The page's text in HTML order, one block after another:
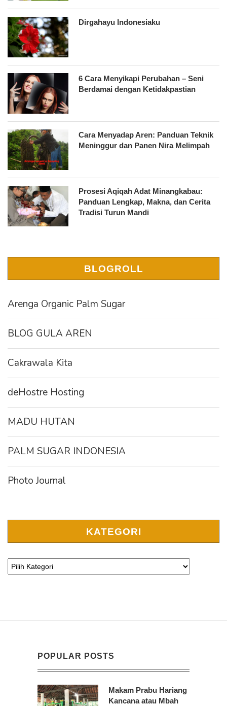
Dirgahayu Indonesiaku
6 Cara Menyikapi Perubahan – Seni
Berdamai dengan Ketidakpastian
Cara Menyadap Aren: Panduan Teknik
Meninggur dan Panen Nira Melimpah
Prosesi Aqiqah Adat Minangkabau:
Panduan Lengkap, Makna, dan Cerita
Tradisi Turun Mandi
BLOGROLL
Arenga Organic Palm Sugar
BLOG GULA AREN
Cakrawala Kita
deHostre Hosting
MADU HUTAN
PALM SUGAR INDONESIA
Photo Journal
KATEGORI
POPULAR POSTS
Makam Prabu Hariang
Kancana atau Mbah